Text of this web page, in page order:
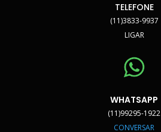
TELEFONE
(11)3833-9937
LIGAR
WHATSAPP
(11)99295-1922
CONVERSAR